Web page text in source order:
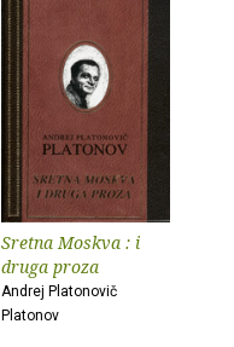
Sretna Moskva : i
druga proza
Andrej Platonovič
Platonov